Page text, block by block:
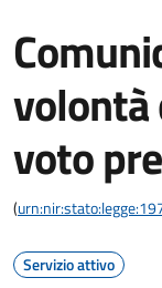
volontà
voto
(
Servizio attivo